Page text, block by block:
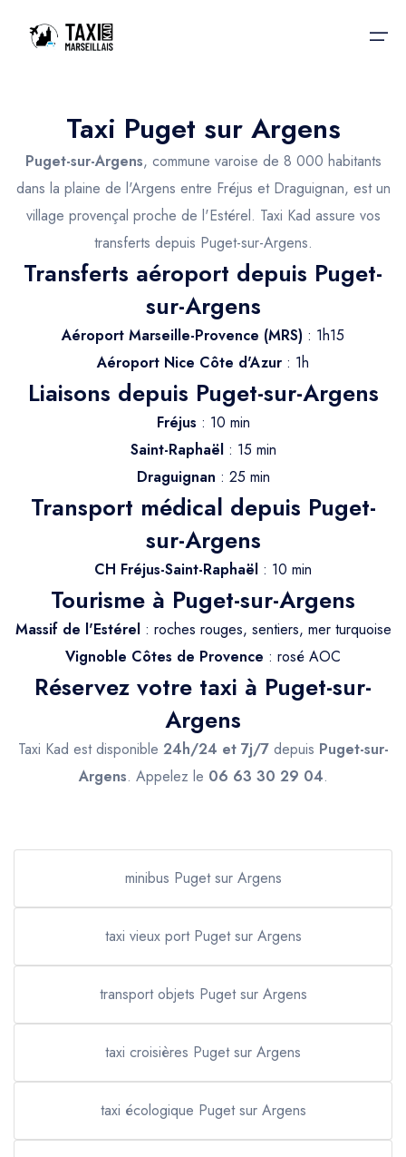
Accueil
Nos services
Nos services
Taxis Aéroport
Trajet Gare SNCF
Trajet Port croisière
Trajet Séminaire
Trajet Santé
Trajet Longue Distance
Taxis aéroport
Réservation
Actualités & évènements
Contactez-nous
Taxi Puget sur Argens
Puget-sur-Argens, commune varoise de 8 000 habitants
dans la plaine de l'Argens entre Fréjus et Draguignan, est un
village provençal proche de l'Estérel. Taxi Kad assure vos
transferts depuis Puget-sur-Argens.
Transferts aéroport depuis Puget-
sur-Argens
Aéroport Marseille-Provence (MRS) : 1h15
Aéroport Nice Côte d'Azur : 1h
Liaisons depuis Puget-sur-Argens
Fréjus : 10 min
Saint-Raphaël: 15 min
Draguignan : 25 min
Transport médical depuis Puget-
sur-Argens
CH Fréjus-Saint-Raphaël : 10 min
Tourisme à Puget-sur-Argens
Massif de l'Estérel: roches rouges, sentiers, mer turquoise
Vignoble Côtes de Provence : rosé AOC
Réservez votre taxi à Puget-sur-
Argens
Taxi Kad est disponible 24h/24 et 7j/7depuis Puget-sur-
Argens. Appelez le 06 63 30 29 04.
minibus Puget sur Argens
taxi vieux port Puget sur Argens
transport objets Puget sur Argens
taxi croisières Puget sur Argens
taxi écologique Puget sur Argens